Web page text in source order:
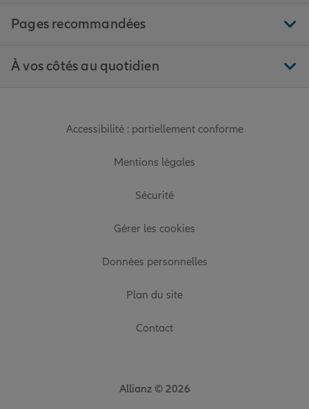
Pages recommandées
À vos côtés au quotidien
Accessibilité : partiellement conforme
Mentions légales
Sécurité
Gérer les cookies
Données personnelles
Plan du site
Contact
Allianz © 2026